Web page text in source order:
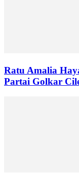
Ratu Amalia
Partai Golkar